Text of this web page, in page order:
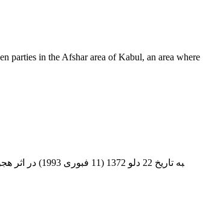
parties in the Afshar area of Kabul, an area where
‍به تاریخ